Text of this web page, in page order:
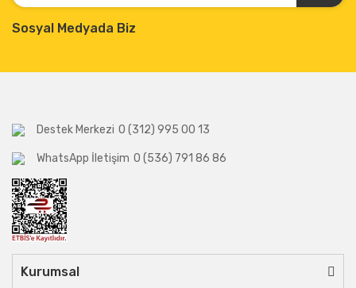
Sosyal Medyada Biz
Destek Merkezi 0 (312) 995 00 13
WhatsApp İletişim 0 (536) 791 86 86
Kurumsal